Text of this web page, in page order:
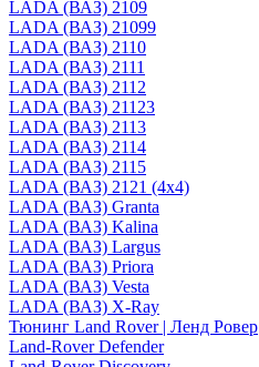
LADA (ВАЗ) 2109
LADA (ВАЗ) 21099
LADA (ВАЗ) 2110
LADA (ВАЗ) 2111
LADA (ВАЗ) 2112
LADA (ВАЗ) 21123
LADA (ВАЗ) 2113
LADA (ВАЗ) 2114
LADA (ВАЗ) 2115
LADA (ВАЗ) 2121 (4x4)
LADA (ВАЗ) Granta
LADA (ВАЗ) Kalina
LADA (ВАЗ) Largus
LADA (ВАЗ) Priora
LADA (ВАЗ) Vesta
LADA (ВАЗ) X-Ray
Тюнинг Land Rover | Ленд Ровер
Land-Rover Defender